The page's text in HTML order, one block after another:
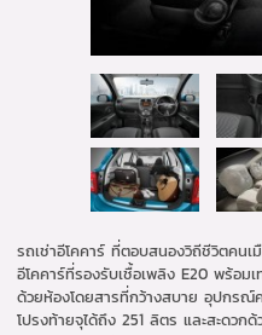
รถเช่าอีโคคาร์ ที่ตอบสนองวิถีชีวิตคน
อีโคคาร์ที่รองรับเชื้อเพลิง E20 พร้อม
ด้วยห้องโดยสารที่กว้างสบาย อุปกรณ์
โปรงท้ายจุได้ถึง 251 ลิตร และสะดวก